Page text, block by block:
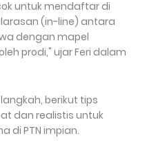
untuk mendaftar di
(in-line) antara
dengan mapel
prodi," ujar Feri dalam
berikut tips
dan realistis untuk
di PTN impian.